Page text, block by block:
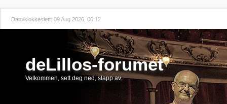
Dato/klokkeslett: 09 Aug 2026, 06:12
deLillos-forumet
Velkommen, sett deg ned, slapp av..